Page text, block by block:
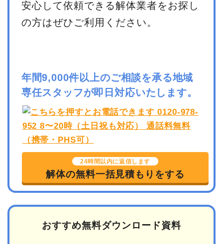
安心して依頼できる解体業者をお探し
の方はぜひご利用ください。
年間9,000件以上のご相談を承る地域
専任スタッフが即日対応いたします。
24時間以内に返信します
解体の無料一括見積もりをする
おすすめ無料ダウンロード資料